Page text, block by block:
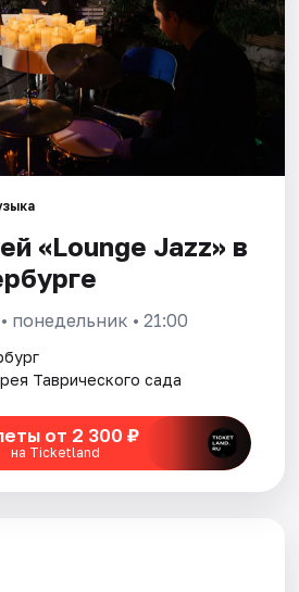
«Lounge Jazz» в
• понедельник • 21:00
Таврического сада
от 2 300 ₽
на Ticketland